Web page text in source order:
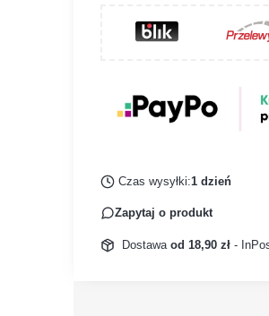
Czas wysyłki:1 dzień
Zapytaj o produkt
Dostawa od 18,90 zł -